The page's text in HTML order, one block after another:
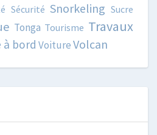
Sécurité Snorkeling Sucre
Tonga Tourisme Travaux
à bord VoitureVolcan